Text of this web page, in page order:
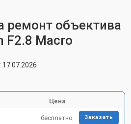
ремонт объектива
F2.8 Macro
Цена
бесплатно Заказать